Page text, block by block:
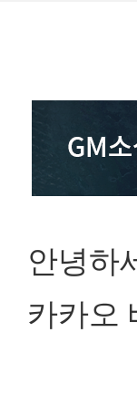
안녕하
카카오